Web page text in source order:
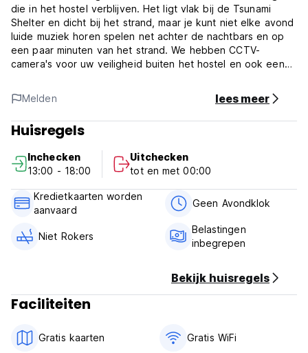
die in het hostel verblijven. Het ligt vlak bij de Tsunami
Shelter en dicht bij het strand, maar je kunt niet elke avond
luide muziek horen spelen net achter de nachtbars en op
een paar minuten van het strand. We hebben CCTV-
camera's voor uw veiligheid buiten het hostel en ook een
original language)
Melden lees meer
Huisregels
Inchecken
13:00 - 18:00
Uitchecken
tot en met 00:00
Kredietkaarten worden
aanvaard
Geen Avondklok
Niet Rokers
Belastingen
inbegrepen
Bekijk huisregels
Faciliteiten
Gratis kaarten Gratis WiFi